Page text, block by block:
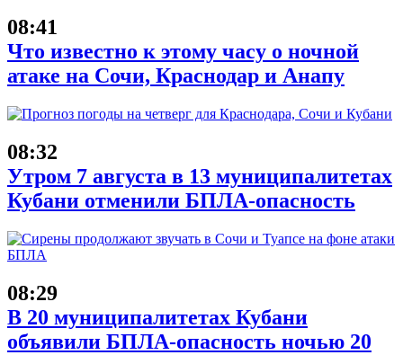
08:41
Что известно к этому часу о ночной
атаке на Сочи, Краснодар и Анапу
08:32
Утром 7 августа в 13 муниципалитетах
Кубани отменили БПЛА-опасность
08:29
В 20 муниципалитетах Кубани
объявили БПЛА-опасность ночью 20